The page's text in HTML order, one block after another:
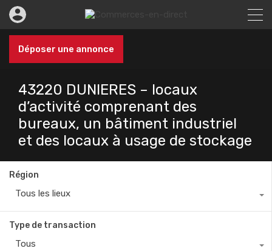
Déposer une annonce
43220 DUNIERES – locaux
d’activité comprenant des
bureaux, un bâtiment industriel
et des locaux à usage de stockage
Région
Tous les lieux
Type de transaction
Tous